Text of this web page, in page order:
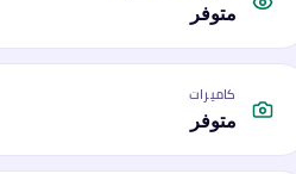
متوفر
كاميرات
متوفر